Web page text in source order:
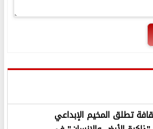
تطلق المخيم الإبداعي